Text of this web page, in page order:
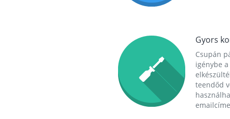
Gyors
Csupán
igénybe
teendőd